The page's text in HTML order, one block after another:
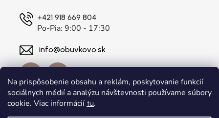
Na prispôsobenie obsahu a reklám, poskytovanie funkcií
sociálnych médií a analýzu návštevnosti používame súbory
cookie. Viac informácií tu.
+421 918 669 804
Po-Pia: 9:00 - 17:30
info@obuvkovo.sk